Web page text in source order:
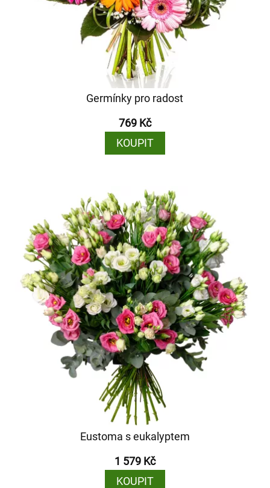
Germínky pro radost
769 Kč
KOUPIT
Eustoma s eukalyptem
1 579 Kč
KOUPIT